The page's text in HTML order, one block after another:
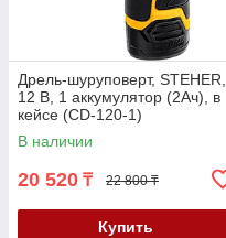
Дрель-шуруповерт, STEHER,
12 В, 1 аккумулятор (2Ач), в
кейсе (CD-120-1)
В наличии
20 520 ₸ 22 800 ₸
Купить